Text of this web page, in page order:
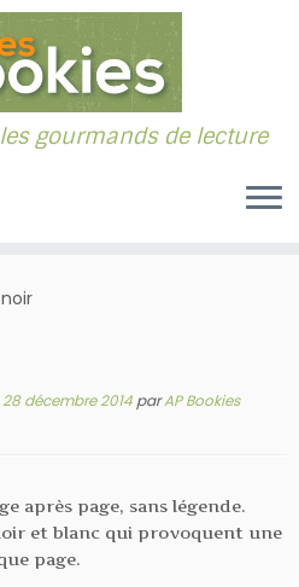
gourmands de lecture
28 décembre 2014parAP Bookies
après page, sans légende.
et blanc qui provoquent une
page.